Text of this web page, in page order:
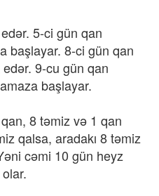
5-ci gün qan
başlayar. 8-ci gün qan
9-cu gün qan
başlayar.
8 təmiz və 1 qan
qalsa, aradakı 8 təmiz
cəmi 10 gün heyz